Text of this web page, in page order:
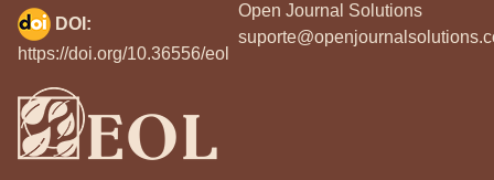
Open Journal Solutions
DOI:
https://doi.org/10.36556/eol